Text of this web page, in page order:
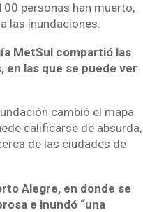
personas han muerto,
las inundaciones.
MetSul compartió las
las que se puede ver
cambió el mapa
calificarse de absurda,
de las ciudades de
Alegre, en donde se
e inundó “una